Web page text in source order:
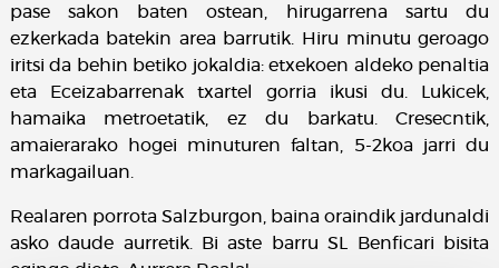
pase sakon baten ostean, hirugarrena sartu du
ezkerkada batekin area barrutik. Hiru minutu geroago
iritsi da behin betiko jokaldia: etxekoen aldeko penaltia
eta Eceizabarrenak txartel gorria ikusi du. Lukicek,
hamaika metroetatik, ez du barkatu. Cresecntik,
amaierarako hogei minuturen faltan, 5-2koa jarri du
markagailuan.
Realaren porrota Salzburgon, baina oraindik jardunaldi
asko daude aurretik. Bi aste barru SL Benficari bisita